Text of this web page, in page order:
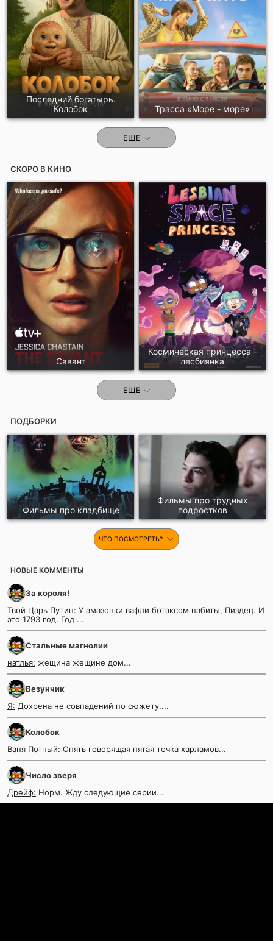
Отправить!
Последний богатырь.
Колобок
Трасса «Море - море»
ЕЩЕ
СКОРО В КИНО
Савант
Космическая принцесса -
лесбиянка
ЕЩЕ
ПОДБОРКИ
Фильмы про кладбище
Фильмы про трудных
подростков
ЧТО ПОСМОТРЕТЬ?
НОВЫЕ КОММЕНТЫ
За короля!
Твой Царь Путин: У амазонки вафли ботэксом набиты, Пиздец. И
это 1793 год. Год ...
Стальные магнолии
натлья: жещина жещине дом...
Везунчик
Я: Дохрена не совпадений по сюжету....
Колобок
Ваня Потный: Опять говорящая пятая точка харламов...
Число зверя
Дрейф: Норм. Жду следующие серии...